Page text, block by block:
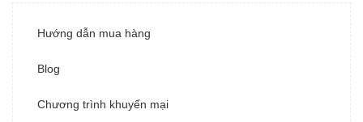
Hướng dẫn mua hàng
Blog
Chương trình khuyến mại